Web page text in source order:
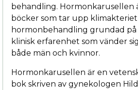
behandling. Hormonkarusellen
böcker som tar upp
hormonbehandling grundad på
klinisk erfarenhet som vänder
både män och kvinnor.
Hormonkarusellen är en
bok skriven av gynekologen